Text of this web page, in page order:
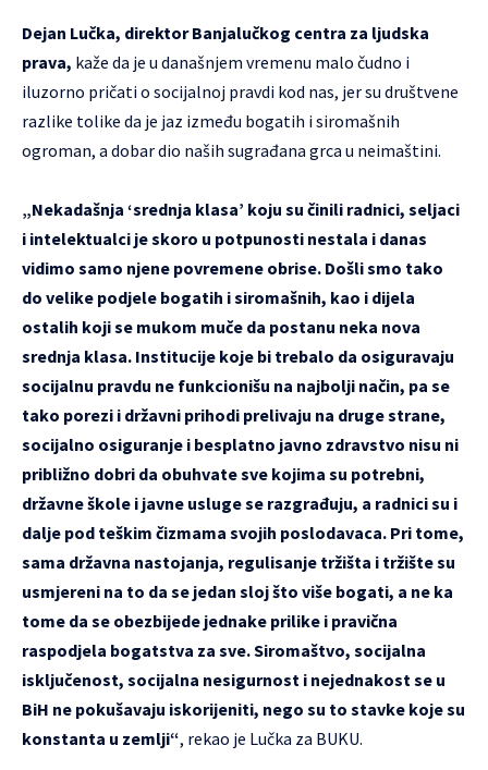
Dejan Lučka, direktor Banjalučkog centra za ljudska
prava, kaže da je u današnjem vremenu malo čudno i
iluzorno pričati o socijalnoj pravdi kod nas, jer su društvene
razlike tolike da je jaz između bogatih i siromašnih
ogroman, a dobar dio naših sugrađana grca u neimaštini.
„Nekadašnja ‘srednja klasa’ koju su činili radnici, seljaci
i intelektualci je skoro u potpunosti nestala i danas
vidimo samo njene povremene obrise. Došli smo tako
do velike podjele bogatih i siromašnih, kao i dijela
ostalih koji se mukom muče da postanu neka nova
srednja klasa. Institucije koje bi trebalo da osiguravaju
socijalnu pravdu ne funkcionišu na najbolji način, pa se
tako porezi i državni prihodi prelivaju na druge strane,
socijalno osiguranje i besplatno javno zdravstvo nisu ni
približno dobri da obuhvate sve kojima su potrebni,
državne škole i javne usluge se razgrađuju, a radnici su i
dalje pod teškim čizmama svojih poslodavaca. Pri tome,
sama državna nastojanja, regulisanje tržišta i tržište su
usmjereni na to da se jedan sloj što više bogati, a ne ka
tome da se obezbijede jednake prilike i pravična
raspodjela bogatstva za sve. Siromaštvo, socijalna
isključenost, socijalna nesigurnost i nejednakost se u
BiH ne pokušavaju iskorijeniti, nego su to stavke koje su
konstanta u zemlji“, rekao je Lučka za BUKU.